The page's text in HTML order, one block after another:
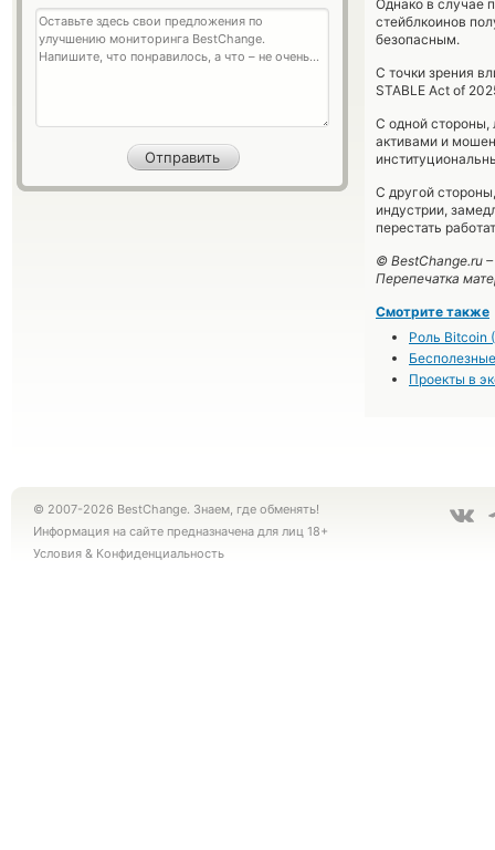
Однако в случае
стейблкоинов
безопасным.
С точки зрения
STABLE Act of
С одной стороны,
активами и
С другой
индустрии,
перестать
© BestChange.ru –
Перепечатка
Смотрите также
Роль Bitcoin
Проекты в
© 2007-2026 BestChange. Знаем, где обменять!
Информация на сайте предназначена для лиц 18+
Условия & Конфиденциальность